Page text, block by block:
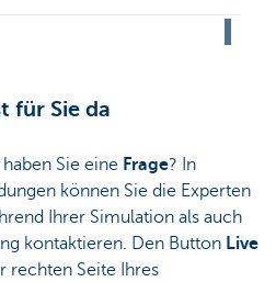
für Sie da
Sie eine Frage? In
können Sie die Experten
Ihrer Simulation als auch
kontaktieren. Den Button Live
rechten Seite Ihres